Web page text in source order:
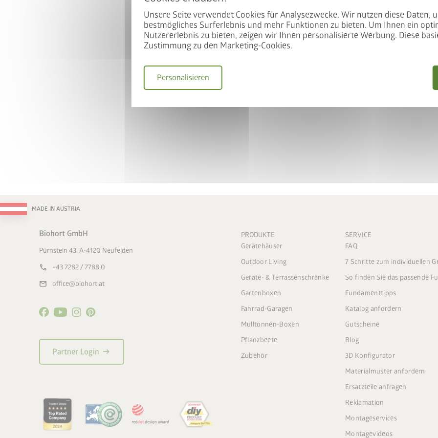
Unsere Seite verwendet Cookies für Analysezwecke. Wir nutzen diese Daten,
bestmögliches Surferlebnis und mehr Funktionen zu bieten. Um Ihnen ein
Nutzererlebnis zu bieten, zeigen wir Ihnen personalisierte Werbung. Diese
Zustimmung zu den Marketing-Cookies.
Personalisieren
Nicht kombinierbar mit
cm
: An
kippgefährdet, daher muss
mitgelieferter
: Eine
MADE IN AUSTRIA
Biohort GmbH
Pürnstein 43, A-4120 Neufelden
call +43 7282 / 7788 0
mail office@biohort.at
Partner Login arrow_right_alt
PRODUKTE
Gerätehäuser
Outdoor Living
Geräte- & Terrassenschränke
Gartenboxen
Fahrrad-Garagen
Mülltonnen-Boxen
Pflanzbeete
Zubehör
SERVICE
FAQ
7 Schritte zum individuellen
So finden Sie das passende
Fundamenttipps
Katalog anfordern
Gutscheine
Blog
3D Konfigurator
Materialmuster anfordern
Ersatzteile anfragen
Reklamation
Montageservices
Montagevideos